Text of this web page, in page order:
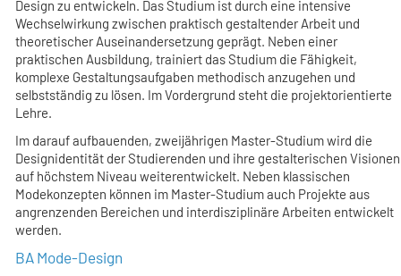
Design zu entwickeln. Das Studium ist durch eine intensive
Wechselwirkung zwischen praktisch gestaltender Arbeit und
theoretischer Auseinandersetzung geprägt. Neben einer
praktischen Ausbildung, trainiert das Studium die Fähigkeit,
komplexe Gestaltungsaufgaben methodisch anzugehen und
selbstständig zu lösen. Im Vordergrund steht die projektorientierte
Lehre.
Im darauf aufbauenden, zweijährigen Master-Studium wird die
Designidentität der Studierenden und ihre gestalterischen Visionen
auf höchstem Niveau weiterentwickelt. Neben klassischen
Modekonzepten können im Master-Studium auch Projekte aus
angrenzenden Bereichen und interdisziplinäre Arbeiten entwickelt
werden.
BA Mode-Design